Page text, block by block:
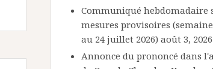
Communiqué hebdomadaire
mesures provisoires
au 24 juillet 2026) août 3, 2026
Annonce du prononcé dans